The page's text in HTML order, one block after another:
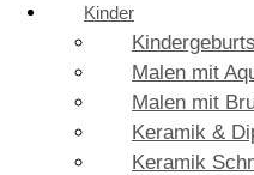
Kinder
Malen mit
Malen mit
Keramik &
Keramik